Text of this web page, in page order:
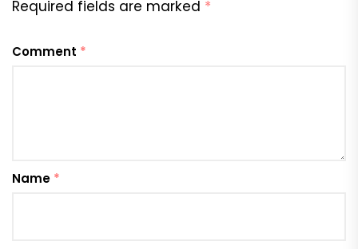
Required fields are marked *
Comment *
Name *